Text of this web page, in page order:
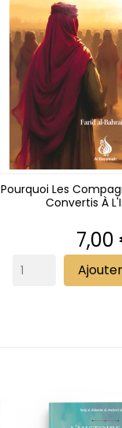
Pourquoi Les
Convertis À
Prix
7,00